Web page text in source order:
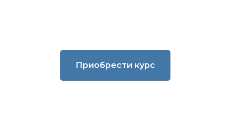
Приобрести курс